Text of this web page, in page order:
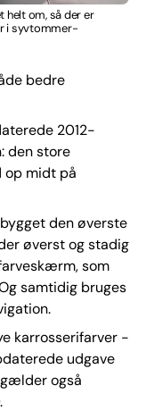
helt om, så der er
i syvtommer-
bedre
2012-
den store
op midt på
den øverste
øverst og stadig
som
samtidig bruges
karrosserifarver -
udgave
også